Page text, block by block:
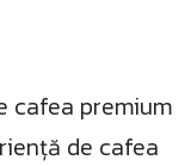
premium
de cafea